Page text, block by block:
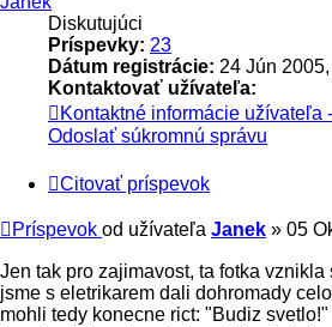
Diskutujúci
Príspevky: 23
Dátum registrácie: 24 Jún
Kontaktovať užívateľa:
Kontaktné informácie užívateľa
Odoslať súkromnú správu
Citovať príspevok
Príspevok od užívateľa Janek » 05
Jen tak pro zajimavost, ta fotka
jsme s eletrikarem dali dohromady
mohli tedy konecne rict: "Budiz